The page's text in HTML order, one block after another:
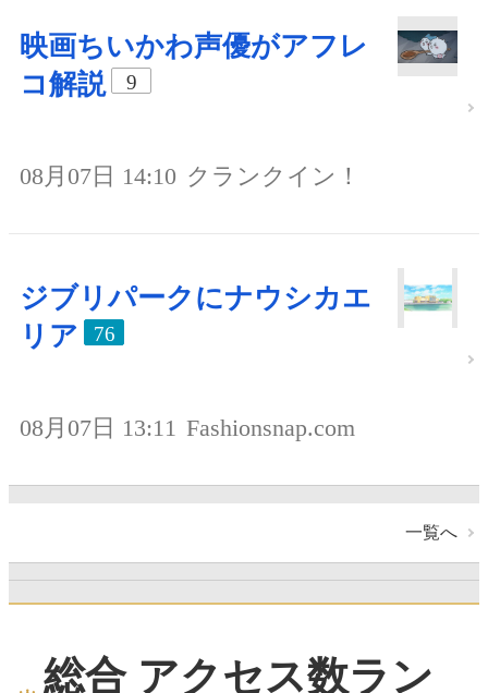
映画ちいかわ声優がアフレ
コ解説
9
08月07日 14:10 クランクイン！
ジブリパークにナウシカエ
リア
76
08月07日 13:11 Fashionsnap.com
一覧へ
総合 アクセス数ラン